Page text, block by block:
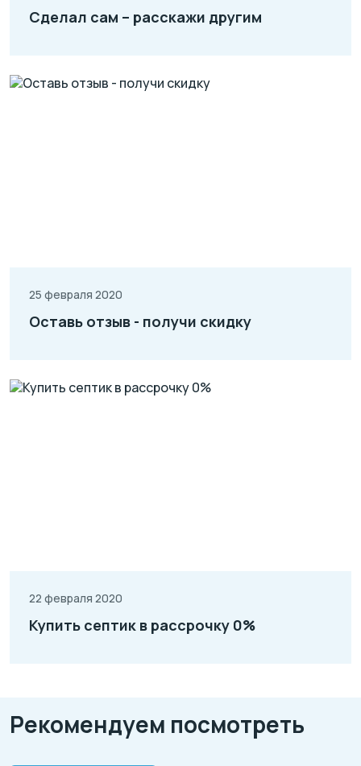
Сделал сам – расскажи другим
25 февраля 2020
Оставь отзыв - получи скидку
22 февраля 2020
Купить септик в рассрочку 0%
Рекомендуем посмотреть